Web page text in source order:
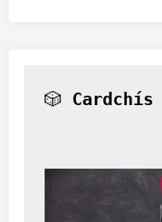
🎲 Cardchís